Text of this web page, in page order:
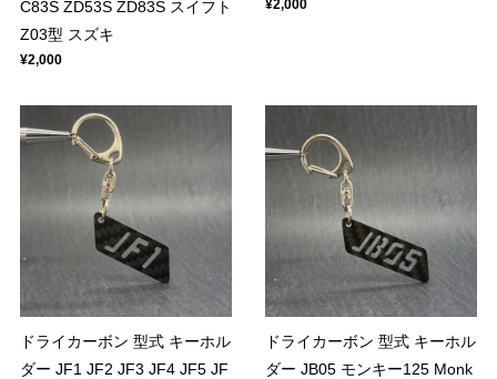
C83S ZD53S ZD83S スイフト
Z03型 スズキ
¥2,000
¥2,000
ドライカーボン 型式 キーホル
ダー JF1 JF2 JF3 JF4 JF5 JF
ドライカーボン 型式 キーホル
ダー JB05 モンキー125 Monk